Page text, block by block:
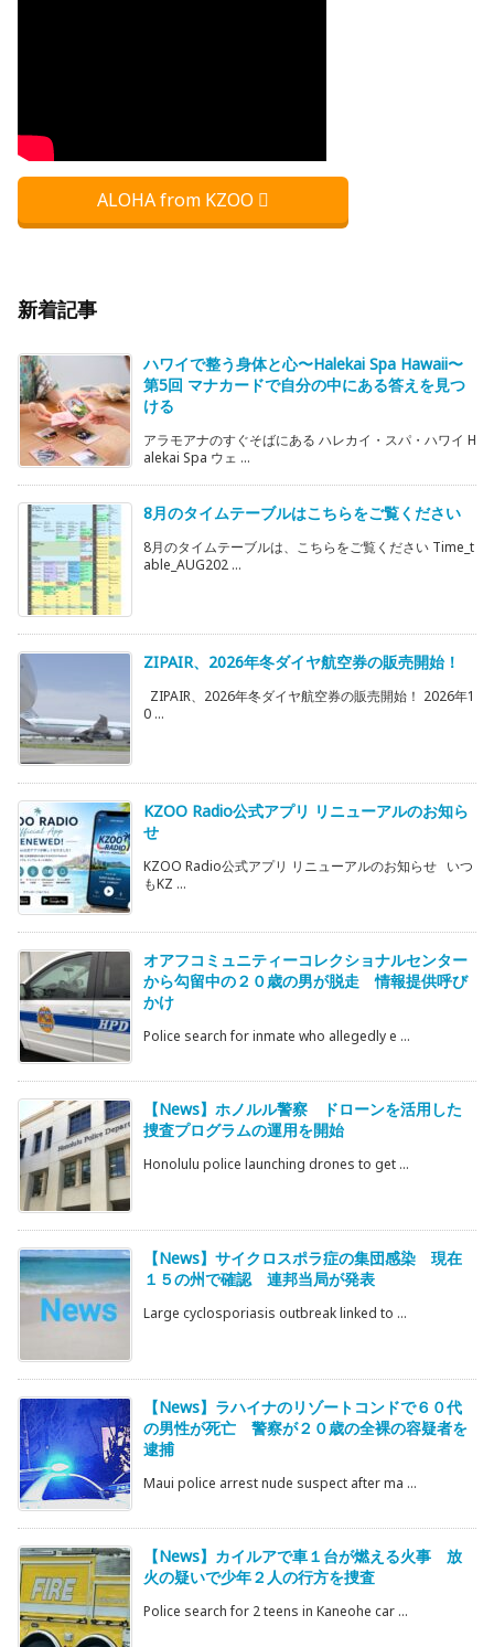
ALOHA from KZOO
新着記事
ハワイで整う身体と心〜Halekai Spa Hawaii〜
第5回 マナカードで自分の中にある答えを見つ
ける
アラモアナのすぐそばにある ハレカイ・スパ・ハワイ H
alekai Spa ウェ ...
8月のタイムテーブルはこちらをご覧ください
8月のタイムテーブルは、こちらをご覧ください Time_t
able_AUG202 ...
ZIPAIR、2026年冬ダイヤ航空券の販売開始！
ZIPAIR、2026年冬ダイヤ航空券の販売開始！ 2026年1
0 ...
KZOO Radio公式アプリ リニューアルのお知ら
せ
KZOO Radio公式アプリ リニューアルのお知らせ いつ
もKZ ...
オアフコミュニティーコレクショナルセンター
から勾留中の２０歳の男が脱走 情報提供呼び
かけ
Police search for inmate who allegedly e ...
【News】ホノルル警察 ドローンを活用した
捜査プログラムの運用を開始
Honolulu police launching drones to get ...
【News】サイクロスポラ症の集団感染 現在
１５の州で確認 連邦当局が発表
Large cyclosporiasis outbreak linked to ...
【News】ラハイナのリゾートコンドで６０代
の男性が死亡 警察が２０歳の全裸の容疑者を
逮捕
Maui police arrest nude suspect after ma ...
【News】カイルアで車１台が燃える火事 放
火の疑いで少年２人の行方を捜査
Police search for 2 teens in Kaneohe car ...